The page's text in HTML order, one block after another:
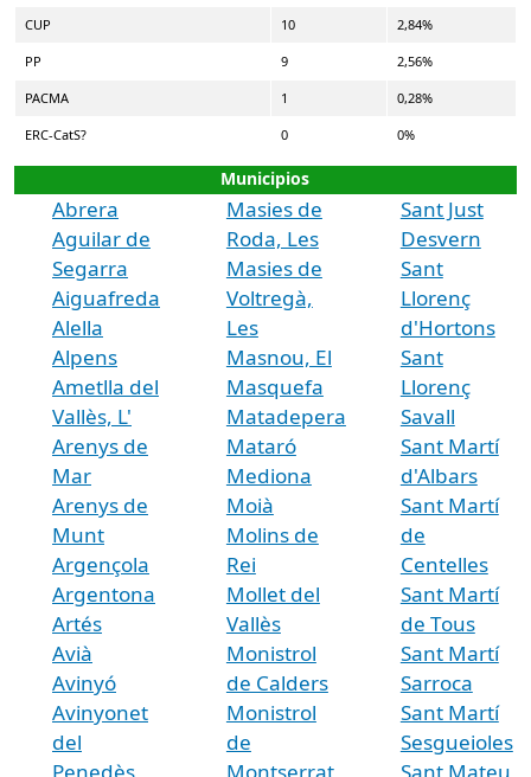
CUP 10 2,84%
PP 9 2,56%
PACMA 1 0,28%
ERC-CatS? 0 0%
Municipios
Abrera
Aguilar de
Segarra
Aiguafreda
Alella
Alpens
Ametlla del
Vallès, L'
Arenys de
Mar
Arenys de
Munt
Argençola
Argentona
Artés
Avià
Avinyó
Avinyonet
del
Penedès
Masies de
Roda, Les
Masies de
Voltregà,
Les
Masnou, El
Masquefa
Matadepera
Mataró
Mediona
Moià
Molins de
Rei
Mollet del
Vallès
Monistrol
de Calders
Monistrol
de
Montserrat
Sant Just
Desvern
Sant
Llorenç
d'Hortons
Sant
Llorenç
Savall
Sant Martí
d'Albars
Sant Martí
de
Centelles
Sant Martí
de Tous
Sant Martí
Sarroca
Sant Martí
Sesgueioles
Sant Mateu